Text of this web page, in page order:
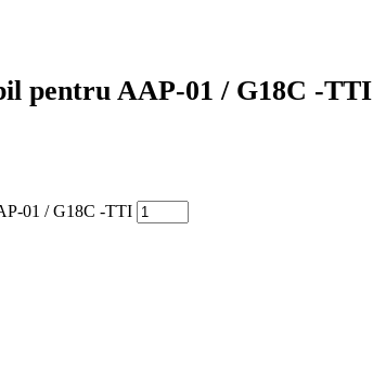
pentru AAP-01 / G18C -TTI
01 / G18C -TTI